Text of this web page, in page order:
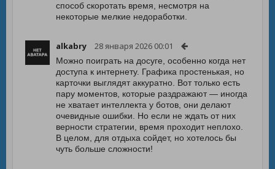
способ скоротать время, несмотря на
некоторые мелкие недоработки.
alkabry 28 января 2026 00:01
Можно поиграть на досуге, особенно когда нет
доступа к интернету. Графика простенькая, но
карточки выглядят аккуратно. Вот только есть
пару моментов, которые раздражают — иногда
не хватает интеллекта у ботов, они делают
очевидные ошибки. Но если не ждать от них
верности стратегии, время проходит неплохо.
В целом, для отдыха сойдет, но хотелось бы
чуть больше сложности!